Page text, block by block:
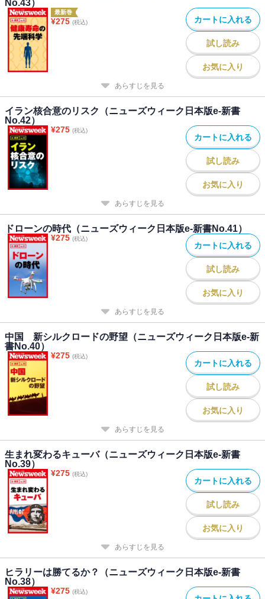
No.43）
最新巻
¥275 (税込) カートに入れる
試し読み
お気に入り
あらすじを見る
イラン核合意のリスク（ニューズウィーク日本版e-新書
No.42）
¥275 (税込)
カートに入れる
試し読み
お気に入り
あらすじを見る
ドローンの時代（ニューズウィーク日本版e-新書No.41）
¥275 (税込)
カートに入れる
試し読み
お気に入り
あらすじを見る
中国 新シルクロードの野望（ニューズウィーク日本版e-新
書No.40）
¥275 (税込)
カートに入れる
試し読み
お気に入り
あらすじを見る
生まれ変わるキューバ（ニューズウィーク日本版e-新書
No.39）
¥275 (税込)
カートに入れる
試し読み
お気に入り
あらすじを見る
ヒラリーは勝てるか？（ニューズウィーク日本版e-新書
No.38）
¥275 (税込)